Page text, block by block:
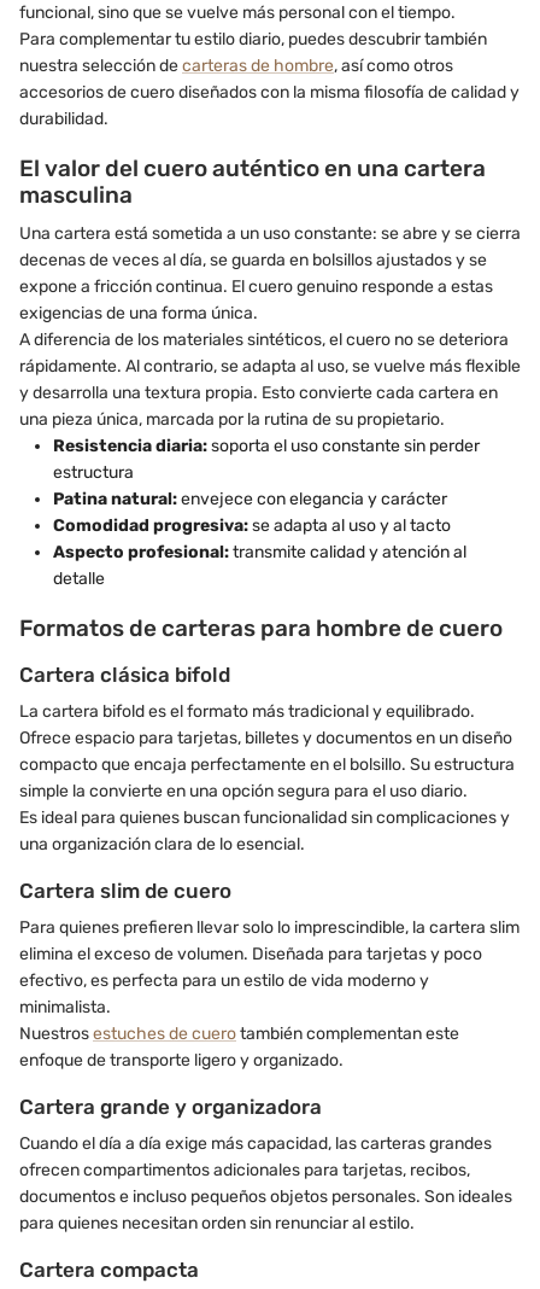
funcional, sino que se vuelve más personal con el tiempo.
Para complementar tu estilo diario, puedes descubrir también
nuestra selección decarteras de hombre, así como otros
accesorios de cuero diseñados con la misma filosofía de calidad y
durabilidad.
El valor del cuero auténtico en una cartera
masculina
Una cartera está sometida a un uso constante: se abre y se cierra
decenas de veces al día, se guarda en bolsillos ajustados y se
expone a fricción continua. El cuero genuino responde a estas
exigencias de una forma única.
A diferencia de los materiales sintéticos, el cuero no se deteriora
rápidamente. Al contrario, se adapta al uso, se vuelve más flexible
y desarrolla una textura propia. Esto convierte cada cartera en
una pieza única, marcada por la rutina de su propietario.
Resistencia diaria:soporta el uso constante sin perder
estructura
Patina natural:envejece con elegancia y carácter
Comodidad progresiva:se adapta al uso y al tacto
Aspecto profesional:transmite calidad y atención al
detalle
Formatos de carteras para hombre de cuero
Cartera clásica bifold
La cartera bifold es el formato más tradicional y equilibrado.
Ofrece espacio para tarjetas, billetes y documentos en un diseño
compacto que encaja perfectamente en el bolsillo. Su estructura
simple la convierte en una opción segura para el uso diario.
Es ideal para quienes buscan funcionalidad sin complicaciones y
una organización clara de lo esencial.
Cartera slim de cuero
Para quienes prefieren llevar solo lo imprescindible, la cartera slim
elimina el exceso de volumen. Diseñada para tarjetas y poco
efectivo, es perfecta para un estilo de vida moderno y
minimalista.
Nuestrosestuches de cuerotambién complementan este
enfoque de transporte ligero y organizado.
Cartera grande y organizadora
Cuando el día a día exige más capacidad, las carteras grandes
ofrecen compartimentos adicionales para tarjetas, recibos,
documentos e incluso pequeños objetos personales. Son ideales
para quienes necesitan orden sin renunciar al estilo.
Cartera compacta